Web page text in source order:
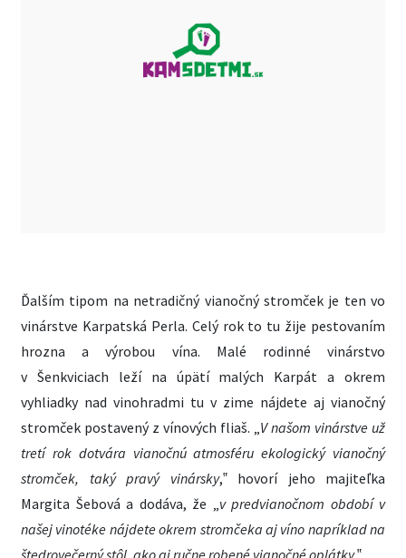
Ďalším tipom na netradičný vianočný stromček je ten vo
vinárstve Karpatská Perla. Celý rok to tu žije pestovaním
hrozna a výrobou vína. Malé rodinné vinárstvo
v Šenkviciach leží na úpätí malých Karpát a okrem
vyhliadky nad vinohradmi tu v zime nájdete aj vianočný
stromček postavený z vínových fliaš. „V našom vinárstve už
tretí rok dotvára vianočnú atmosféru ekologický vianočný
stromček, taký pravý vinársky,‟ hovorí jeho majiteľka
Margita Šebová a dodáva, že „v predvianočnom období v
našej vinotéke nájdete okrem stromčeka aj víno napríklad na
štedrovečerný stôl, ako aj ručne robené vianočné oplátky.‟